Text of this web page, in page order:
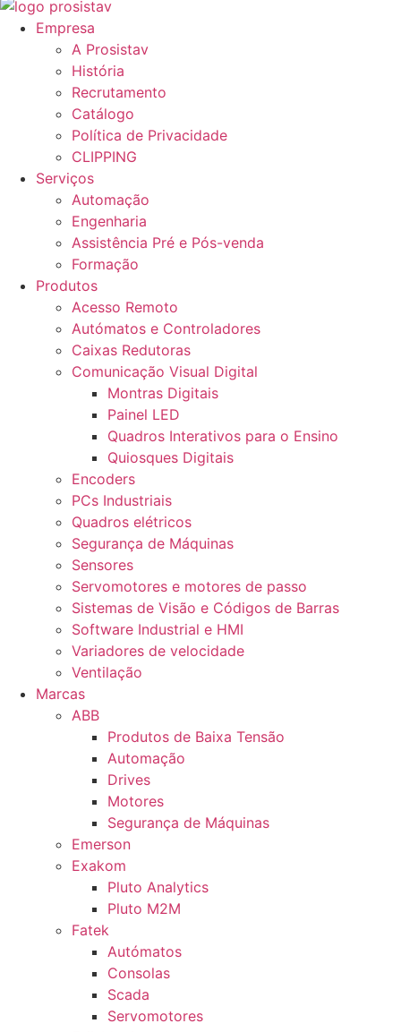
Empresa
A Prosistav
História
Recrutamento
Catálogo
Política de Privacidade
CLIPPING
Serviços
Automação
Engenharia
Assistência Pré e Pós-venda
Formação
Produtos
Acesso Remoto
Autómatos e Controladores
Caixas Redutoras
Comunicação Visual Digital
Montras Digitais
Painel LED
Quadros Interativos para o Ensino
Quiosques Digitais
Encoders
PCs Industriais
Quadros elétricos
Segurança de Máquinas
Sensores
Servomotores e motores de passo
Sistemas de Visão e Códigos de Barras
Software Industrial e HMI
Variadores de velocidade
Ventilação
Marcas
ABB
Produtos de Baixa Tensão
Automação
Drives
Motores
Segurança de Máquinas
Emerson
Exakom
Pluto Analytics
Pluto M2M
Fatek
Autómatos
Consolas
Scada
Servomotores